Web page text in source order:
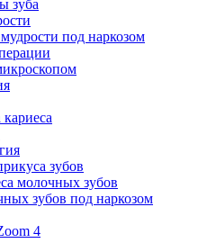
зуба
под наркозом
зубов
молочных зубов
зубов под наркозом
4